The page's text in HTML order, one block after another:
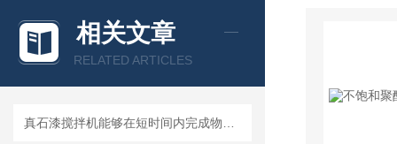
相关文章
RELATED ARTICLES